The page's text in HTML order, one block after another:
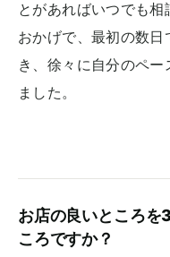
とがあればいつでも
おかげで、最初の数
き、徐々に自分のペ
ました。
お店の良いところを
ころですか？